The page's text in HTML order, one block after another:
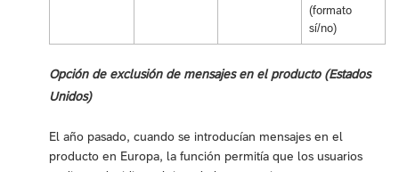
(formato
sí/no)
Opción de exclusión de mensajes en el producto (Estados
Unidos)
El año pasado, cuando se introducían mensajes en el
producto en Europa, la función permitía que los usuarios